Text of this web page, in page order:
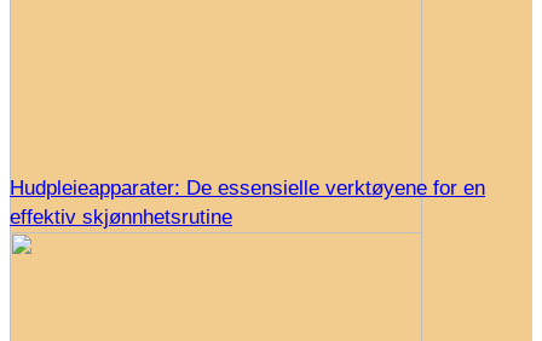
Hudpleieapparater: De essensielle verktøyene for en
effektiv skjønnhetsrutine